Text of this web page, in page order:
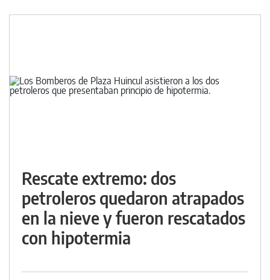
Rescate extremo: dos
petroleros quedaron atrapados
en la nieve y fueron rescatados
con hipotermia